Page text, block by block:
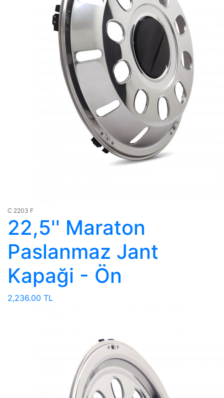
C 2203 F
22,5'' Maraton
Paslanmaz Jant
Kapaği - Ön
2,236.00 TL